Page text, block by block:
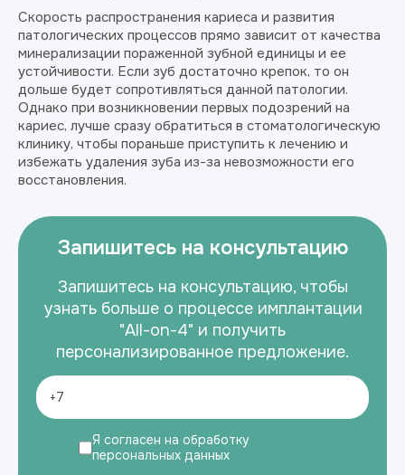
Скорость распространения кариеса и развития
патологических процессов прямо зависит от качества
минерализации пораженной зубной единицы и ее
устойчивости. Если зуб достаточно крепок, то он
дольше будет сопротивляться данной патологии.
Однако при возникновении первых подозрений на
кариес, лучше сразу обратиться в стоматологическую
клинику, чтобы пораньше приступить к лечению и
избежать удаления зуба из-за невозможности его
восстановления.
Запишитесь на консультацию
Запишитесь на консультацию, чтобы
узнать больше о процессе имплантации
"All-on-4" и получить
персонализированное предложение.
Я согласен на обработку
персональных данных